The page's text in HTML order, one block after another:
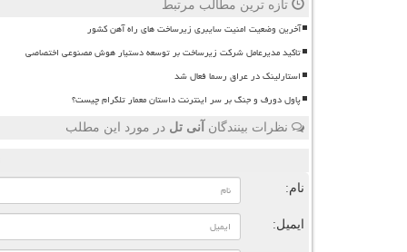
تازه ترین مطالب مرتبط
آخرین وضعیت امنیت سایبری زیرساخت های راه آهن کشور
تاکید مدیرعامل شرکت زیرساخت بر توسعه دستیار هوش مصنوعی اختصاصی
استارلینک در عراق رسما فعال شد
پاول دورف و جنگ بر سر اینترنت داستان معمار تلگرام چیست؟
نظرات بینندگان آنی تل در مورد این مطلب
نام:
ایمیل: